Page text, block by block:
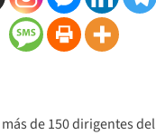
de 150 dirigentes del